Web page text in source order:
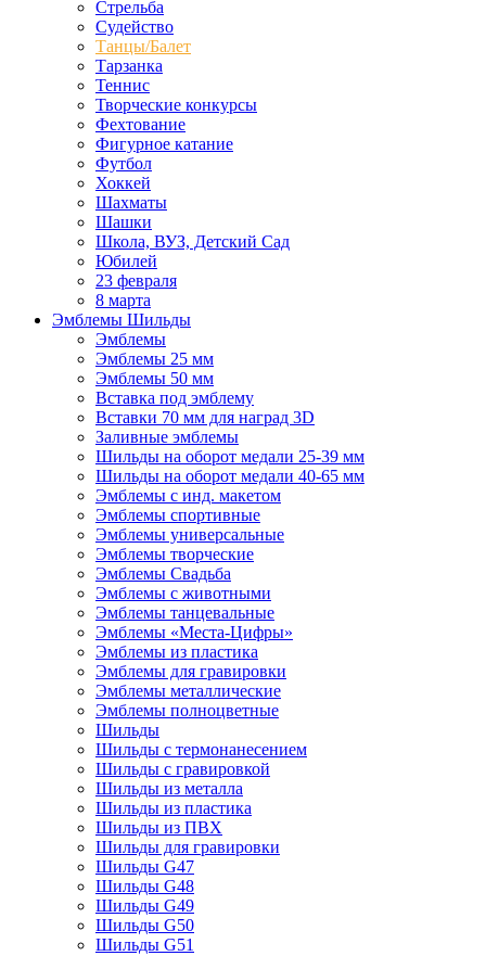
Стрельба
Судейство
Танцы/Балет
Тарзанка
Теннис
Творческие конкурсы
Фехтование
Фигурное катание
Футбол
Хоккей
Шахматы
Шашки
Школа, ВУЗ, Детский Сад
Юбилей
23 февраля
8 марта
Эмблемы Шильды
Эмблемы
Эмблемы 25 мм
Эмблемы 50 мм
Вставка под эмблему
Вставки 70 мм для наград 3D
Заливные эмблемы
Шильды на оборот медали 25-39 мм
Шильды на оборот медали 40-65 мм
Эмблемы с инд. макетом
Эмблемы спортивные
Эмблемы универсальные
Эмблемы творческие
Эмблемы Свадьба
Эмблемы с животными
Эмблемы танцевальные
Эмблемы «Места-Цифры»
Эмблемы из пластика
Эмблемы для гравировки
Эмблемы металлические
Эмблемы полноцветные
Шильды
Шильды с термонанесением
Шильды с гравировкой
Шильды из металла
Шильды из пластика
Шильды из ПВХ
Шильды для гравировки
Шильды G47
Шильды G48
Шильды G49
Шильды G50
Шильды G51